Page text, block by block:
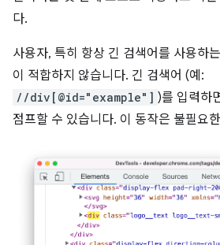
다.
사용자, 특히 항상 긴 검색어를 사용하
이 적합하지 않습니다. 긴 검색어 (예:
//div[@id="example"] )를 입력하
점프할 수 있습니다. 이 동작은 불필요